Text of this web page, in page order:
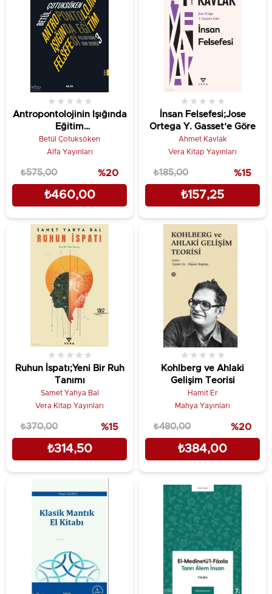
Antropontolojinin Işığında
Eğitim
Felsefesi;Felsefenin Gör
Dediği 3
★ ★ ★ ★ ★
Betül Çotuksöken
Alfa Yayınları
₺460,00
₺575,00 %20
İnsan Felsefesi;Jose
Ortega Y. Gasset’e Göre
★ ★ ★ ★ ★
Ahmet Kavlak
Vera Kitap Yayınları
₺157,25
₺185,00 %15
Ruhun İspatı;Yeni Bir Ruh
Tanımı
★ ★ ★ ★ ★
Samet Yahya Bal
Vera Kitap Yayınları
₺314,50
₺370,00 %15
Kohlberg ve Ahlaki
Gelişim Teorisi
★ ★ ★ ★ ★
Hamit Er
Mahya Yayınları
₺384,00
₺480,00 %20